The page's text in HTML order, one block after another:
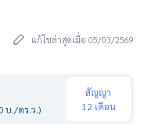
แก้ไขล่าสุดเมื่อ 05/03/2569
บ./ตร.ว.)
สัญญา
12 เดือน